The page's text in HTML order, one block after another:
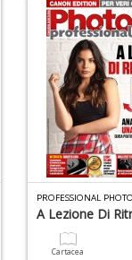
PROFESSIONAL
A Lezione Di
Cartacea